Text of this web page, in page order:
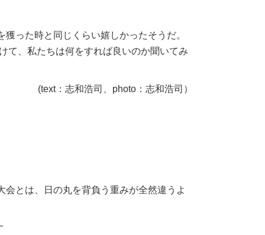
った時と同じくらい嬉しかったそうだ。
て、私たちは何をすれば良いのか聞いてみ
(text：志和浩司、photo：志和浩司）
とは、日の丸を背負う重みが全然違うよ